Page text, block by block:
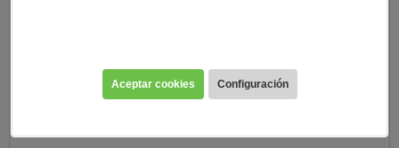
Aceptar cookies Configuración